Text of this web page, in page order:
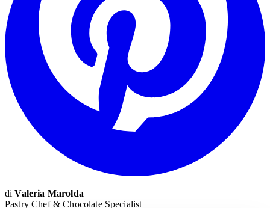
diValeria Marolda
Pastry Chef & Chocolate Specialist